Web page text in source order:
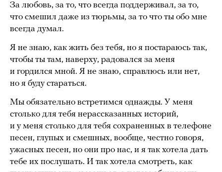
За любовь, за то, что всегда поддерживал, за то,
что смешил даже из тюрьмы, за то что ты обо мне
всегда думал.
Я не знаю, как жить без тебя, но я постараюсь так,
чтобы ты там, наверху, радовался за меня
и гордился мной. Я не знаю, справлюсь или нет,
но я буду стараться.
Мы обязательно встретимся однажды. У меня
столько для тебя нерассказанных историй,
и у меня столько для тебя сохраненных в телефоне
песен, глупых и смешных, вообще, честно говоря,
ужасных песен, но они про нас, и я так хотела дать
тебе их послушать. И так хотела смотреть, как